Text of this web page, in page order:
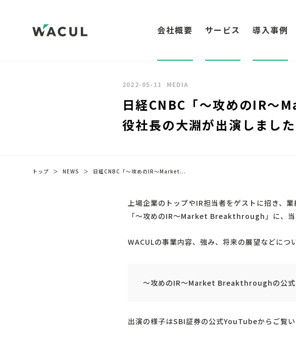
会社概要 サービス 導入事例
2022-05-11 MEDIA
日経CNBC「～攻めのIR
役社長の大淵が出演しました
トップ ＞ NEWS ＞ 日経CNBC「～攻めのIR～Market...
上場企業のトップやIR担当者をゲストに招き、
「～攻めのIR～Market Breakthrough」に、当
WACULの事業内容、強み、将来の展望などにつ
～攻めのIR～Market Breakthroughの公式
出演の様子はSBI証券の公式YouTubeからご覧い